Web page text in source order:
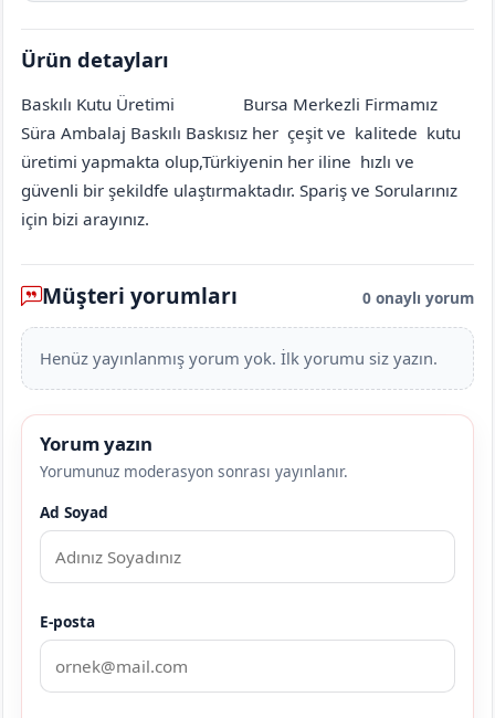
Ürün detayları
Baskılı Kutu Üretimi
Bursa Merkezli Firmamız
Süra Ambalaj Baskılı Baskısız her çeşit ve kalitede kutu
üretimi yapmakta olup,Türkiyenin her iline hızlı ve
güvenli bir şekildfe ulaştırmaktadır. Spariş ve Sorularınız
için bizi arayınız.
Müşteri yorumları 0 onaylı yorum
Henüz yayınlanmış yorum yok. İlk yorumu siz yazın.
Yorum yazın
Yorumunuz moderasyon sonrası yayınlanır.
Ad Soyad
E-posta